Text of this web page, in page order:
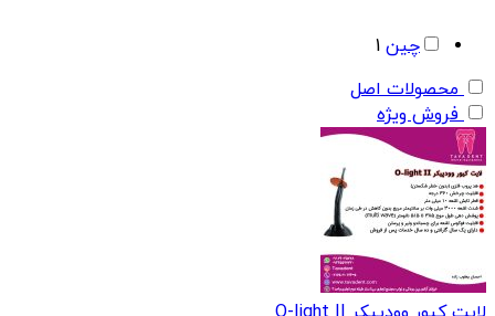
چین 1
محصولات اصل
فروش ویژه